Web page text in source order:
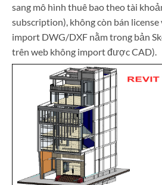
sang mô hình thuê bao theo tài
subscription), không còn bán
import DWG/DXF nằm trong bản
trên web không import được CAD).